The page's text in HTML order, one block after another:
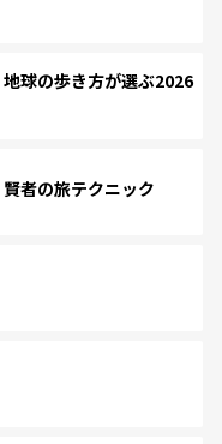
球の歩き方が選ぶ2026
者の旅テクニック